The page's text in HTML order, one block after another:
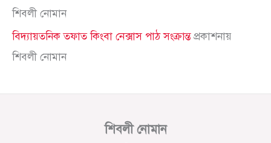
শিবলী নোমান
বিদ্যায়তনিক তফাত কিংবা নেক্সাস পাঠ সংক্রান্তপ্রকাশনায়
শিবলী নোমান
শিবলী নোমান